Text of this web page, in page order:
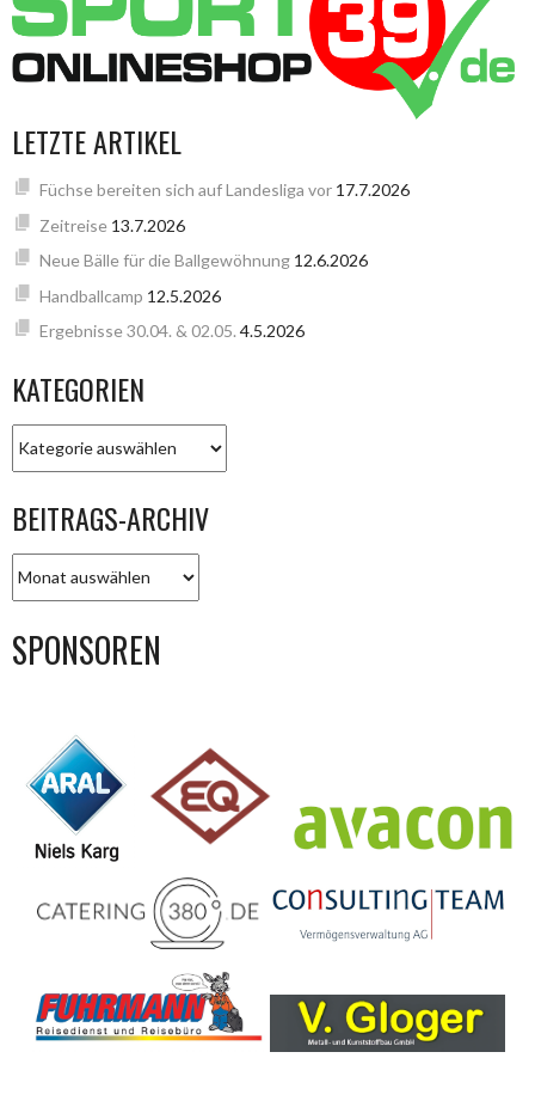
LETZTE ARTIKEL
Füchse bereiten sich auf Landesliga vor 17.7.2026
Zeitreise 13.7.2026
Neue Bälle für die Ballgewöhnung 12.6.2026
Handballcamp 12.5.2026
Ergebnisse 30.04. & 02.05. 4.5.2026
KATEGORIEN
BEITRAGS-ARCHIV
ARCHIV
SPONSOREN